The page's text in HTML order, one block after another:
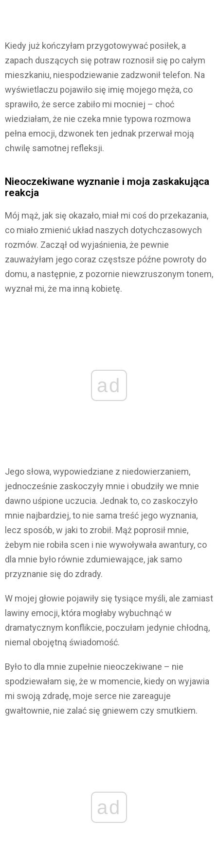
Kiedy już kończyłam przygotowywać posiłek, a
zapach duszących się potraw roznosił się po całym
mieszkaniu, niespodziewanie zadzwonił telefon. Na
wyświetlaczu pojawiło się imię mojego męża, co
sprawiło, że serce zabiło mi mocniej – choć
wiedziałam, że nie czeka mnie typowa rozmowa
pełna emocji, dzwonek ten jednak przerwał moją
chwilę samotnej refleksji.
Nieoczekiwane wyznanie i moja zaskakująca
reakcja
Mój mąż, jak się okazało, miał mi coś do przekazania,
co miało zmienić układ naszych dotychczasowych
rozmów. Zaczął od wyjaśnienia, że pewnie
zauważyłam jego coraz częstsze późne powroty do
domu, a następnie, z pozornie niewzruszonym tonem,
wyznał mi, że ma inną kobietę.
ad
Jego słowa, wypowiedziane z niedowierzaniem,
jednocześnie zaskoczyły mnie i obudziły we mnie
dawno uśpione uczucia. Jednak to, co zaskoczyło
mnie najbardziej, to nie sama treść jego wyznania,
lecz sposób, w jaki to zrobił. Mąż poprosił mnie,
żebym nie robiła scen i nie wywoływała awantury, co
dla mnie było równie zdumiewające, jak samo
przyznanie się do zdrady.
W mojej głowie pojawiły się tysiące myśli, ale zamiast
lawiny emocji, która mogłaby wybuchnąć w
dramatycznym konflikcie, poczułam jedynie chłodną,
niemal obojętną świadomość.
Było to dla mnie zupełnie nieoczekiwane – nie
spodziewałam się, że w momencie, kiedy on wyjawia
mi swoją zdradę, moje serce nie zareaguje
gwałtownie, nie zalać się gniewem czy smutkiem.
ad